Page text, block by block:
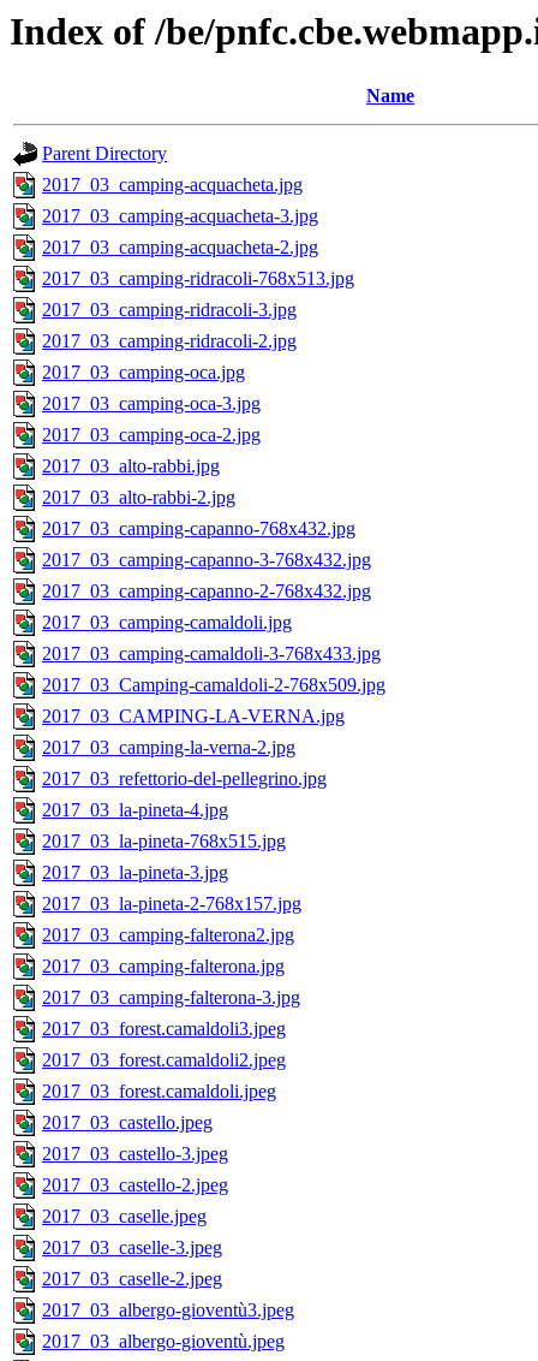
Index of /be/
Name
Parent Directory
2017_03_camping-acquacheta.jpg
2017_03_camping-acquacheta-3.jpg
2017_03_camping-acquacheta-2.jpg
2017_03_camping-ridracoli-768x513.jpg
2017_03_camping-ridracoli-3.jpg
2017_03_camping-ridracoli-2.jpg
2017_03_camping-oca.jpg
2017_03_camping-oca-3.jpg
2017_03_camping-oca-2.jpg
2017_03_alto-rabbi.jpg
2017_03_alto-rabbi-2.jpg
2017_03_camping-capanno-768x432.jpg
2017_03_camping-capanno-3-768x432.jpg
2017_03_camping-capanno-2-768x432.jpg
2017_03_camping-camaldoli.jpg
2017_03_camping-camaldoli-3-768x433.jpg
2017_03_Camping-camaldoli-2-768x509.jpg
2017_03_CAMPING-LA-VERNA.jpg
2017_03_camping-la-verna-2.jpg
2017_03_refettorio-del-pellegrino.jpg
2017_03_la-pineta-4.jpg
2017_03_la-pineta-768x515.jpg
2017_03_la-pineta-3.jpg
2017_03_la-pineta-2-768x157.jpg
2017_03_camping-falterona2.jpg
2017_03_camping-falterona.jpg
2017_03_camping-falterona-3.jpg
2017_03_forest.camaldoli3.jpeg
2017_03_forest.camaldoli2.jpeg
2017_03_forest.camaldoli.jpeg
2017_03_castello.jpeg
2017_03_castello-3.jpeg
2017_03_castello-2.jpeg
2017_03_caselle.jpeg
2017_03_caselle-3.jpeg
2017_03_caselle-2.jpeg
2017_03_albergo-gioventù3.jpeg
2017_03_albergo-gioventù.jpeg